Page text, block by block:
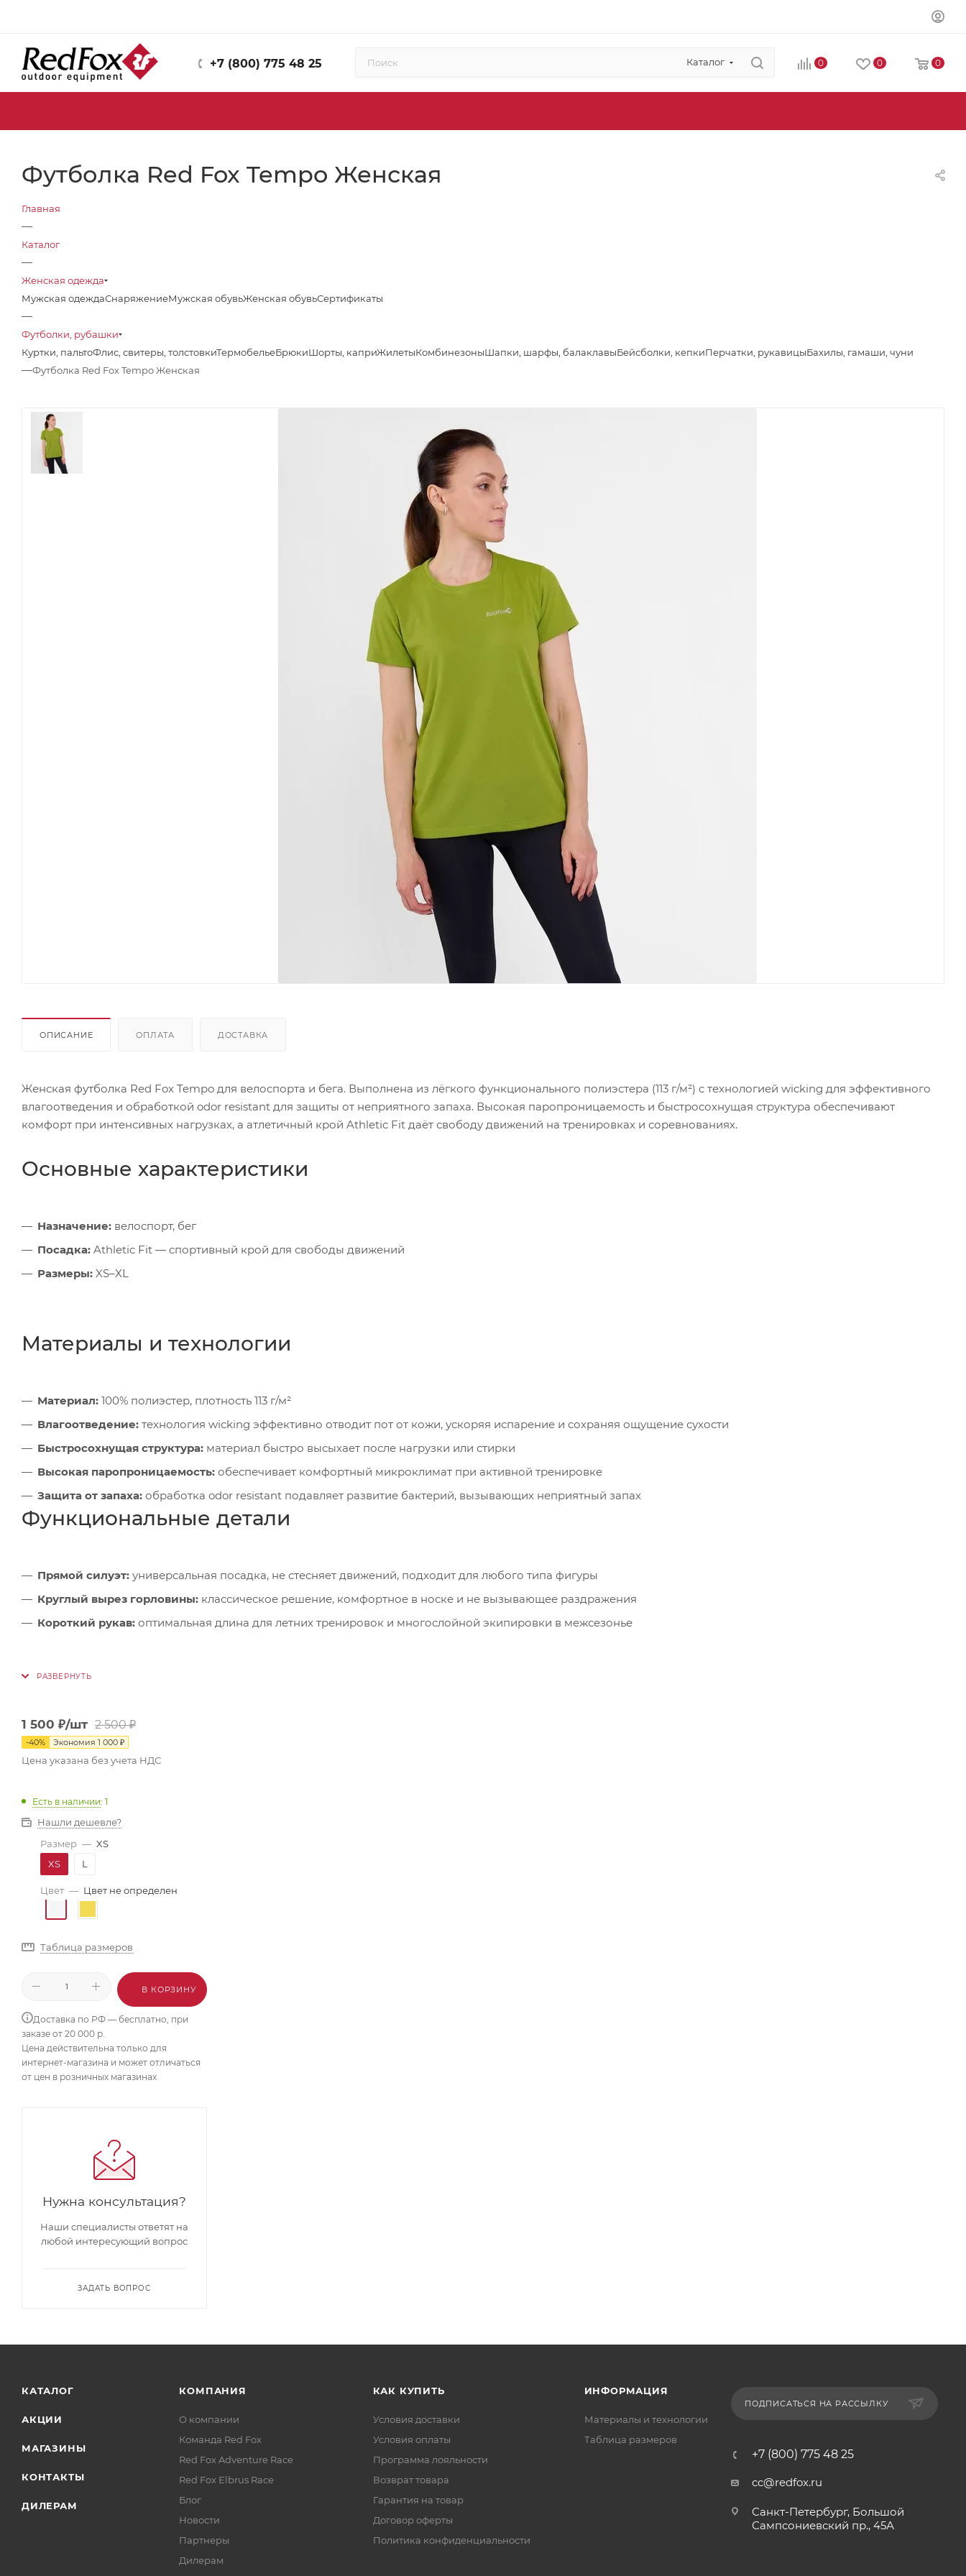
+7 (800) 775 48 25 Каталог 0 0 0
Футболка Red Fox Tempo Женская
Главная
—
Каталог
—
Женская одежда
Мужская одеждаСнаряжениеМужская обувьЖенская обувьСертификаты
—
Футболки, рубашки
Куртки, пальтоФлис, свитеры, толстовкиТермобельеБрюкиШорты, каприЖилетыКомбинезоныШапки, шарфы, балаклавыБейсболки, кепкиПерчатки, рукавицыБахилы, гамаши, чуни
—Футболка Red Fox Tempo Женская
ОПИСАНИЕ ОПЛАТА ДОСТАВКА
Женская футболка Red Fox Tempo для велоспорта и бега. Выполнена из лёгкого функционального полиэстера (113 г/м²) с технологией wicking для эффективного
влагоотведения и обработкой odor resistant для защиты от неприятного запаха. Высокая паропроницаемость и быстросохнущая структура обеспечивают
комфорт при интенсивных нагрузках, а атлетичный крой Athletic Fit даёт свободу движений на тренировках и соревнованиях.
Основные характеристики
Назначение: велоспорт, бег
Посадка: Athletic Fit — спортивный крой для свободы движений
Размеры: XS–XL
Материалы и технологии
Материал: 100% полиэстер, плотность 113 г/м²
Влагоотведение: технология wicking эффективно отводит пот от кожи, ускоряя испарение и сохраняя ощущение сухости
Быстросохнущая структура: материал быстро высыхает после нагрузки или стирки
Высокая паропроницаемость: обеспечивает комфортный микроклимат при активной тренировке
Защита от запаха: обработка odor resistant подавляет развитие бактерий, вызывающих неприятный запах
Функциональные детали
Прямой силуэт: универсальная посадка, не стесняет движений, подходит для любого типа фигуры
Круглый вырез горловины: классическое решение, комфортное в носке и не вызывающее раздражения
Короткий рукав: оптимальная длина для летних тренировок и многослойной экипировки в межсезонье
1 500 ₽/шт 2 500₽
-40% Экономия 1 000 ₽
Цена указана без учета НДС
Есть в наличии: 1
Нашли дешевле?
Размер — XS
XS
L
Цвет — Цвет не определен
Таблица размеров
В КОРЗИНУ
Доставка по РФ — бесплатно, при
заказе от 20 000 р.
Цена действительна только для
интернет-магазина и может отличаться
от цен в розничных магазинах
Нужна консультация?
Наши специалисты ответят на
любой интересующий вопрос
ЗАДАТЬ ВОПРОС
КАТАЛОГ
АКЦИИ
МАГАЗИНЫ
КОНТАКТЫ
ДИЛЕРАМ
КОМПАНИЯ
О компании
Команда Red Fox
Red Fox Adventure Race
Red Fox Elbrus Race
Блог
Новости
Партнеры
Дилерам
КАК КУПИТЬ
Условия доставки
Условия оплаты
Программа лояльности
Возврат товара
Гарантия на товар
Договор оферты
Политика конфиденциальности
ИНФОРМАЦИЯ
Материалы и технологии
Таблица размеров
ПОДПИСАТЬСЯ НА РАССЫЛКУ
+7 (800) 775 48 25
cc@redfox.ru
Санкт-Петербург, Большой
Сампсониевский пр., 45А